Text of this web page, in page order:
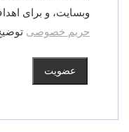
وبسایت، و برای
حریم خصوصی
عضویت